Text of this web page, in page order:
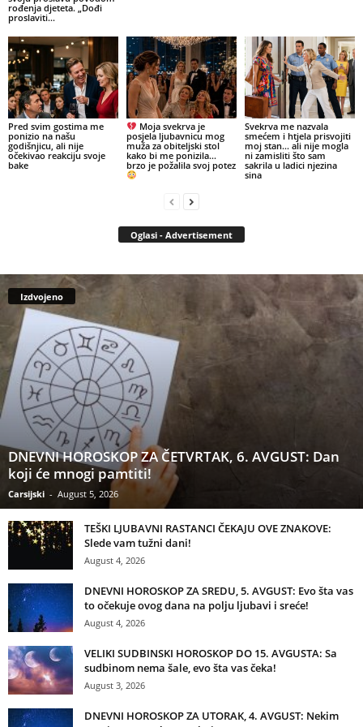
rođenja djeteta. „Dođi
proslaviti...
Pred svim gostima me
ponizio na našu
godišnjicu, ali nije
očekivao reakciju svoje
bake
Moja svekrva je
posjela ljubavnicu mog
muža za obiteljski stol
kako bi me ponizila…
brzo je požalila svoj potez
Svekrva me nazvala
smećem i htjela prisvojiti
moj stan… ali nije mogla
ni zamisliti što sam
sakrila u ladici njezina
sina
Oglasi - Advertisement
Izdvojeno
DNEVNI HOROSKOP ZA ČETVRTAK, 6. AVGUST: Dan
koji će mnogi pamtiti!
Carsijski - August 5, 2026
TEŠKI LJUBAVNI RASTANCI ČEKAJU OVE ZNAKOVE:
Slede vam tužni dani!
August 4, 2026
DNEVNI HOROSKOP ZA SREDU, 5. AVGUST: Evo šta vas
to očekuje ovog dana na polju ljubavi i sreće!
August 4, 2026
VELIKI SUDBINSKI HOROSKOP DO 15. AVGUSTA: Sa
sudbinom nema šale, evo šta vas čeka!
August 3, 2026
DNEVNI HOROSKOP ZA UTORAK, 4. AVGUST: Nekim